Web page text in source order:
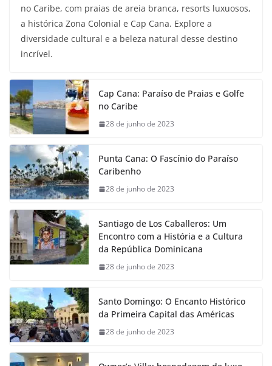
no Caribe, com praias de areia branca, resorts luxuosos,
a histórica Zona Colonial e Cap Cana. Explore a
diversidade cultural e a beleza natural desse destino
incrível.
Cap Cana: Paraíso de Praias e Golfe
no Caribe
28 de junho de 2023
Punta Cana: O Fascínio do Paraíso
Caribenho
28 de junho de 2023
Santiago de Los Caballeros: Um
Encontro com a História e a Cultura
da República Dominicana
28 de junho de 2023
Santo Domingo: O Encanto Histórico
da Primeira Capital das Américas
28 de junho de 2023